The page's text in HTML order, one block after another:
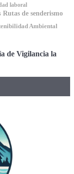
laboral
Rutas de senderismo
Ambiental
de Vigilancia la